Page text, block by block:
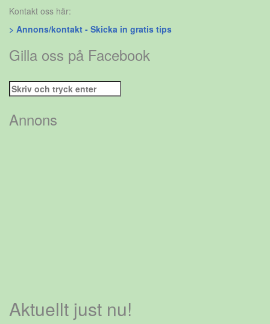
Kontakt oss här:
> Annons/kontakt - Skicka in gratis tips
Gilla oss på Facebook
Sök
efter:
Annons
Aktuellt just nu!